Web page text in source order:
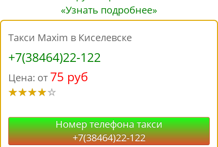
«Узнать подробнее»
Такси Maxim в Киселевске
+7(38464)22-122
Цена: от 75 руб
Номер телефона такси
+7(38464)22-122